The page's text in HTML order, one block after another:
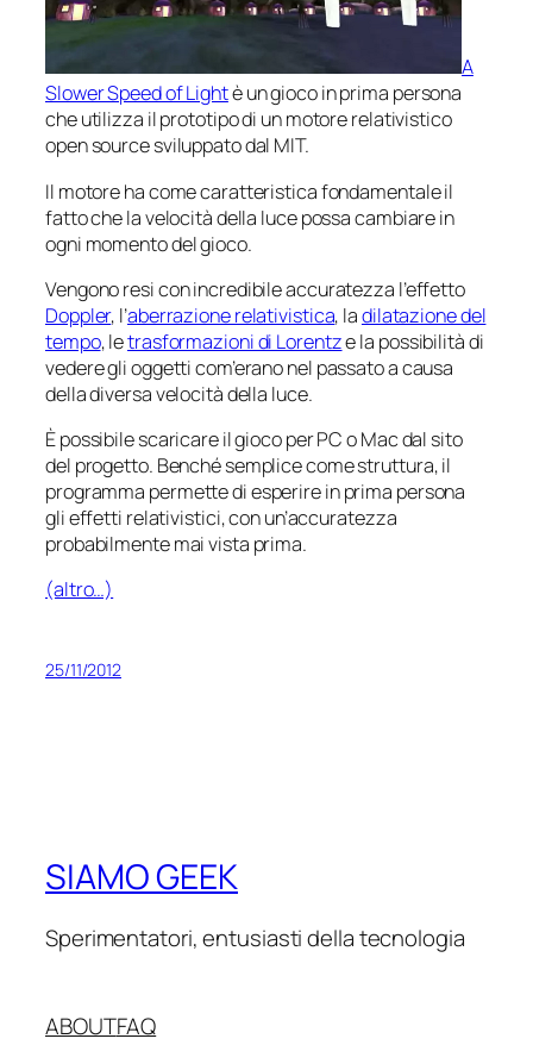
A
Slower Speed of Lightè un gioco in prima persona
che utilizza il prototipo di un motore relativistico
open source sviluppato dal MIT.
Il motore ha come caratteristica fondamentale il
fatto che la velocità della luce possa cambiare in
ogni momento del gioco.
Vengono resi con incredibile accuratezza l’effetto
Doppler, l’aberrazione relativistica, ladilatazione del
tempo, letrasformazioni di Lorentze la possibilità di
vedere gli oggetti com’erano nel passato a causa
della diversa velocità della luce.
È possibile scaricare il gioco per PC o Mac dal sito
del progetto. Benché semplice come struttura, il
programma permette di esperire in prima persona
gli effetti relativistici, con un’accuratezza
probabilmente mai vista prima.
(altro…)
25/11/2012
SIAMO GEEK
Sperimentatori, entusiasti della tecnologia
ABOUTFAQ